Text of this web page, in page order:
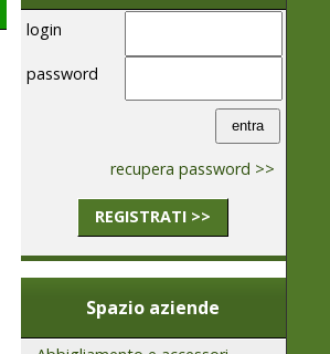
login
password
recupera password >>
REGISTRATI >>
Spazio aziende